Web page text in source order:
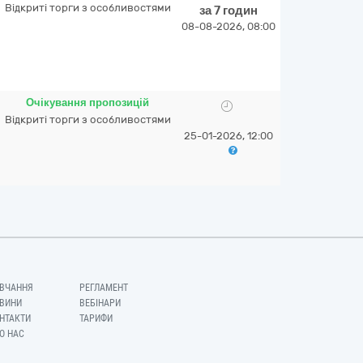
Відкриті торги з особливостями за 7 годин
08-08-2026, 08:00
Очікування пропозицій
Відкриті торги з особливостями
25-01-2026, 12:00
НАС
РЕГЛАМЕНТ
ВЕБІНАРИ
ТАРИФИ